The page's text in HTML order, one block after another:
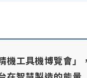
機工具機博覽會